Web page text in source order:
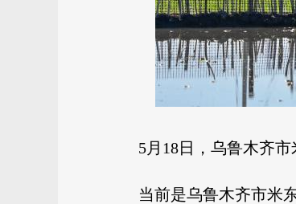
5月18日，乌鲁木齐
当前是乌鲁木齐市米